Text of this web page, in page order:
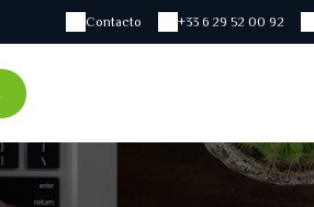
+33 6 29 52 00 92
Contacto